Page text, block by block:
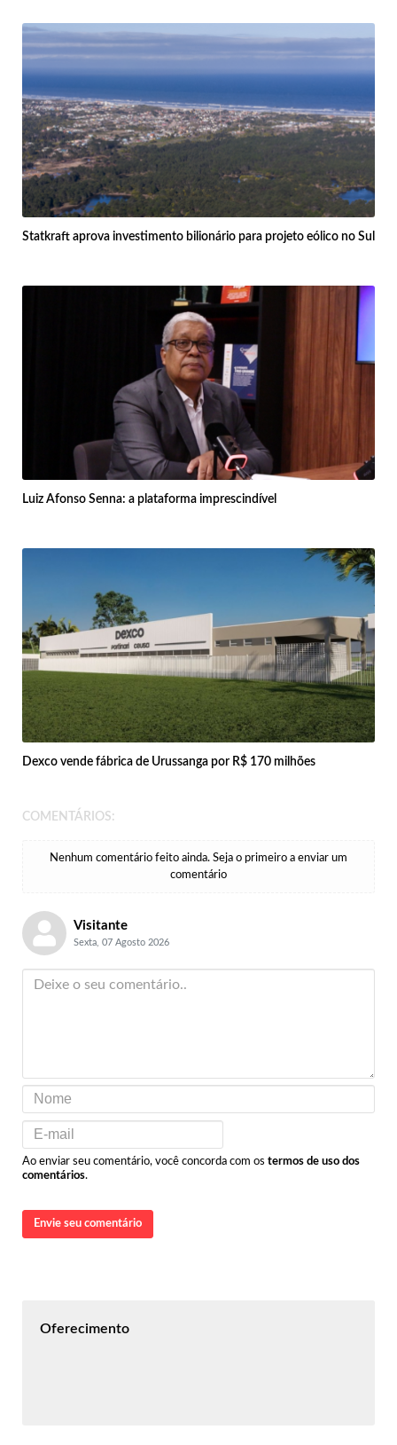
Statkraft aprova investimento bilionário para projeto eólico no Sul
Luiz Afonso Senna: a plataforma imprescindível
Dexco vende fábrica de Urussanga por R$ 170 milhões
COMENTÁRIOS:
Nenhum comentário feito ainda. Seja o primeiro a enviar um
comentário
Visitante
Sexta, 07 Agosto 2026
Ao enviar seu comentário, você concorda com os termos de uso dos
comentários.
Envie seu comentário
Oferecimento